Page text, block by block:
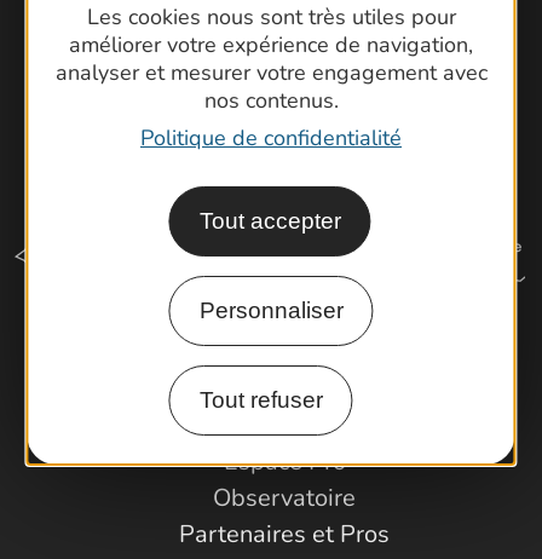
Les cookies nous sont très utiles pour
améliorer votre expérience de navigation,
analyser et mesurer votre engagement avec
nos contenus.
Politique de confidentialité
Tout accepter
Personnaliser
Tout refuser
Comment venir ?
Espace Pro
Observatoire
Partenaires et Pros